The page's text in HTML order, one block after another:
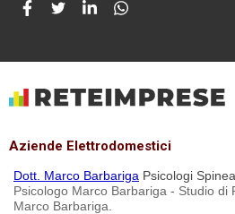
Aziende Elettrodomestici
Dott. Marco Barbariga Psicologi Spinea
Psicologo Marco Barbariga - Studio di
Marco Barbariga.